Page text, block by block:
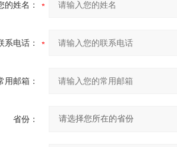
的姓名：
系电话：
用邮箱：
省份：